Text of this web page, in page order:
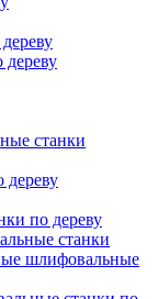
станки
по дереву
станки
шлифовальные